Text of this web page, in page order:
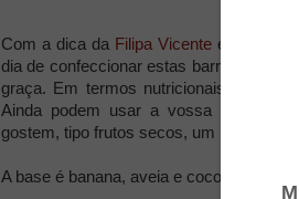
Com a dica da Filipa Vicentee uma
dia de confeccionar estas barras super
graça. Em termos nutricionais são
Ainda podem usar a vossa
gostem, tipo frutos secos, um pouco de
A base é banana, aveia e coco.